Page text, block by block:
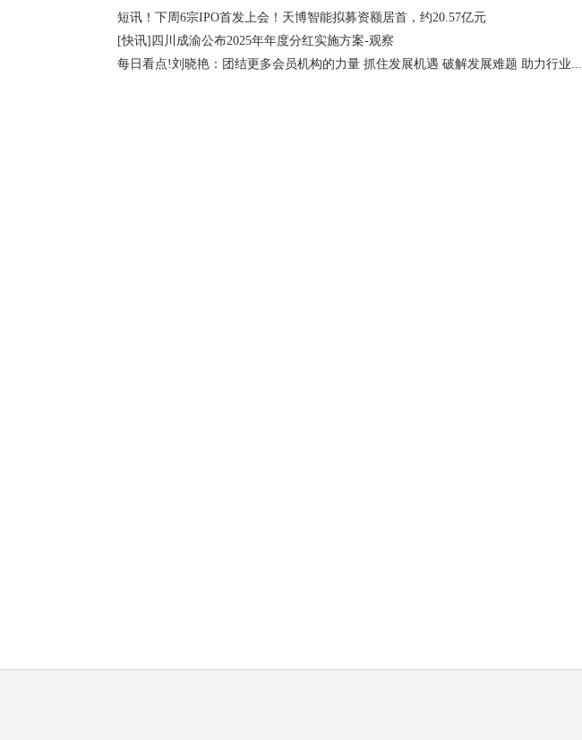
短讯！下周6宗IPO首发上会！天博智能拟募资额居首，约20.57亿元
[快讯]四川成渝公布2025年年度分红实施方案-观察
每日看点!刘晓艳：团结更多会员机构的力量 抓住发展机遇 破解发展难题 助力行业...